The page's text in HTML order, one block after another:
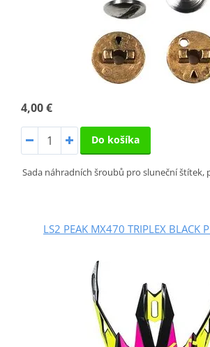
4,00 €
Do košíka
Sada náhradních šroubů pro sluneční štítek,
LS2 PEAK MX470 TRIPLEX BLACK